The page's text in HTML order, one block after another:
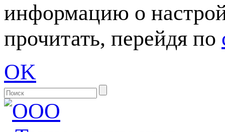
информацию о
прочитать, перейдя по
OK